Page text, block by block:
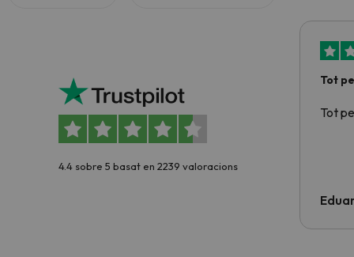
4.4 sobre 5 basat en 2239 valoracions
Tot
Tot